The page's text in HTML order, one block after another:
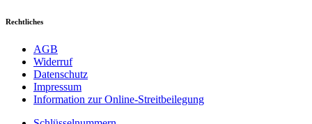
Rechtliches
AGB
Widerruf
Datenschutz
Impressum
Information zur Online-Streitbeilegung